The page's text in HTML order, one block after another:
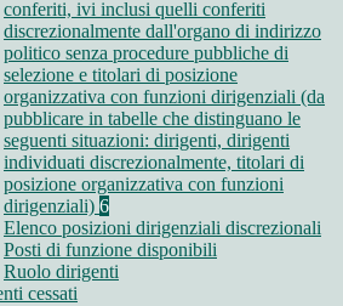
conferiti, ivi inclusi quelli conferiti
discrezionalmente dall'organo di indirizzo
politico senza procedure pubbliche di
selezione e titolari di posizione
organizzativa con funzioni dirigenziali (da
pubblicare in tabelle che distinguano le
seguenti situazioni: dirigenti, dirigenti
individuati discrezionalmente, titolari di
posizione organizzativa con funzioni
dirigenziali) 6
Elenco posizioni dirigenziali discrezionali
Posti di funzione disponibili
Ruolo dirigenti
cessati